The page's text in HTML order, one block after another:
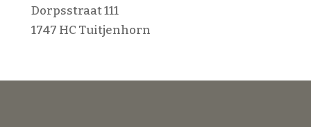
Dorpsstraat 111
1747 HC Tuitjenhorn